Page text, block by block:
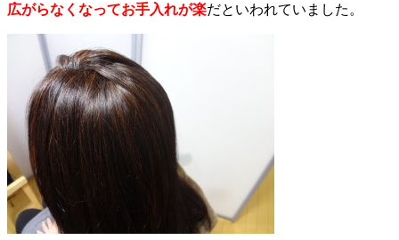
広がらなくなってお手入れが楽だといわれていました。